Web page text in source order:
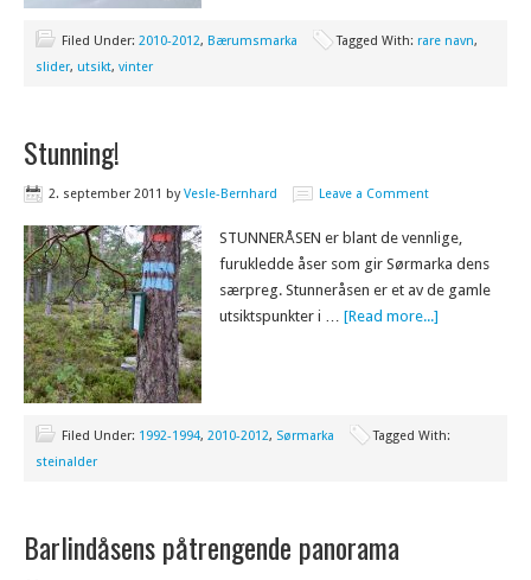
Filed Under: 2010-2012, Bærumsmarka Tagged With: rare navn,
slider, utsikt, vinter
Stunning!
2. september 2011 byVesle-Bernhard Leave a Comment
STUNNERÅSEN er blant de vennlige,
furukledde åser som gir Sørmarka dens
særpreg. Stunneråsen er et av de gamle
utsiktspunkter i … [Read more...]
Filed Under: 1992-1994, 2010-2012, Sørmarka
Tagged With:
steinalder
Barlindåsens påtrengende panorama